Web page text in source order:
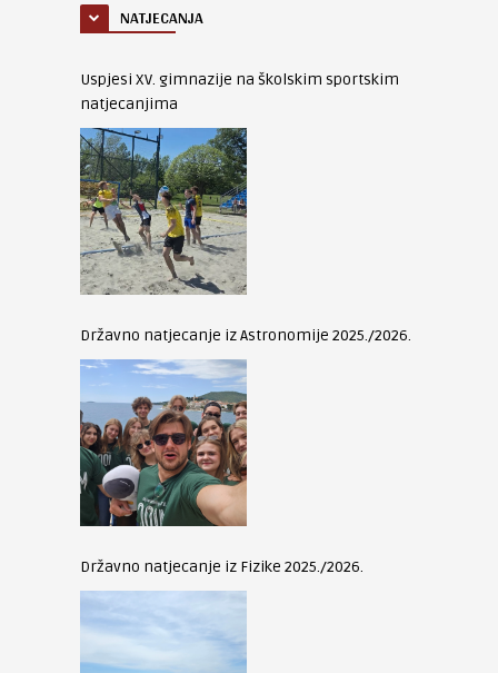
NATJECANJA
Uspjesi XV. gimnazije na školskim sportskim
natjecanjima
Državno natjecanje iz Astronomije 2025./2026.
Državno natjecanje iz Fizike 2025./2026.